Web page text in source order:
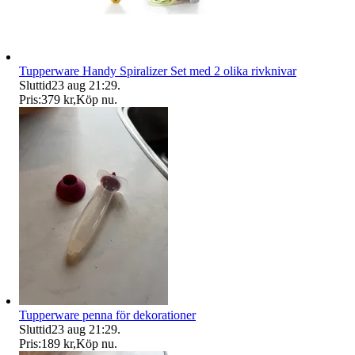
Tupperware Handy Spiralizer Set med 2 olika rivknivar
Sluttid23 aug 21:29.
Pris:379 kr,Köp nu.
Tupperware penna för dekorationer
Sluttid23 aug 21:29.
Pris:189 kr,Köp nu.